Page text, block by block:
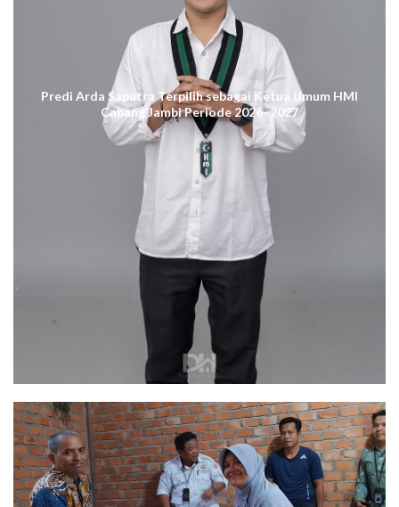
Predi Arda Saputra Terpilih sebagai Ketua Umum HMI
Cabang Jambi Periode 2026–2027